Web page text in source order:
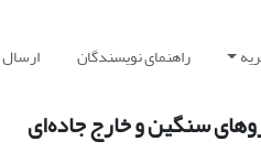
راهنمای نویسندگان ارسال
سنگین و خارج جاده‌ای